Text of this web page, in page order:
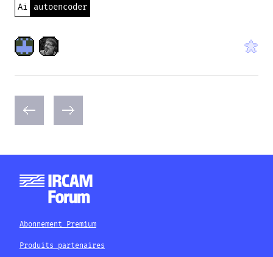
Ai autoencoder
Abonnement Premium
Produits partenaires